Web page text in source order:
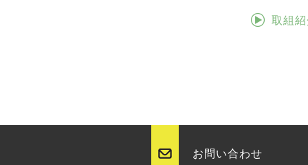
取組
お問い合わせ